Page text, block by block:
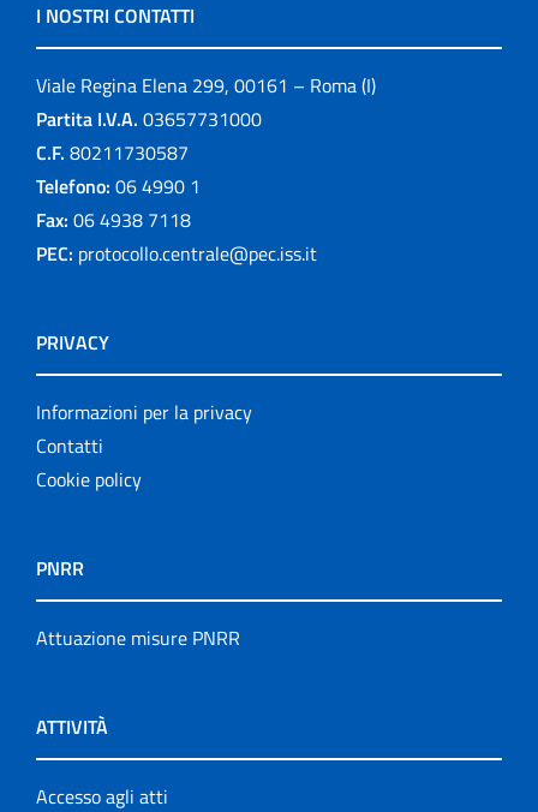
I NOSTRI CONTATTI
Viale Regina Elena 299, 00161 – Roma (I)
Partita I.V.A. 03657731000
C.F. 80211730587
Telefono: 06 4990 1
Fax: 06 4938 7118
PEC: protocollo.centrale@pec.iss.it
PRIVACY
Informazioni per la privacy
Contatti
Cookie policy
PNRR
Attuazione misure PNRR
ATTIVITÀ
Accesso agli atti